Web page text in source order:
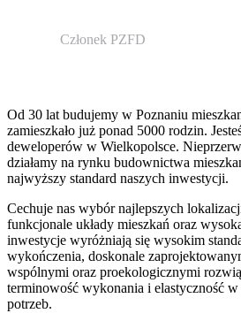
Członek PZFD
Od 30 lat budujemy w Poznaniu
zamieszkało już ponad 5000 rodzin.
deweloperów w Wielkopolsce.
działamy na rynku budownictwa
najwyższy standard naszych inwestycji.
Cechuje nas wybór najlepszych
funkcjonale układy mieszkań oraz
inwestycje wyróżniają się wysokim
wykończenia, doskonale
wspólnymi oraz proekologicznymi
terminowość wykonania i elastyczność
potrzeb.